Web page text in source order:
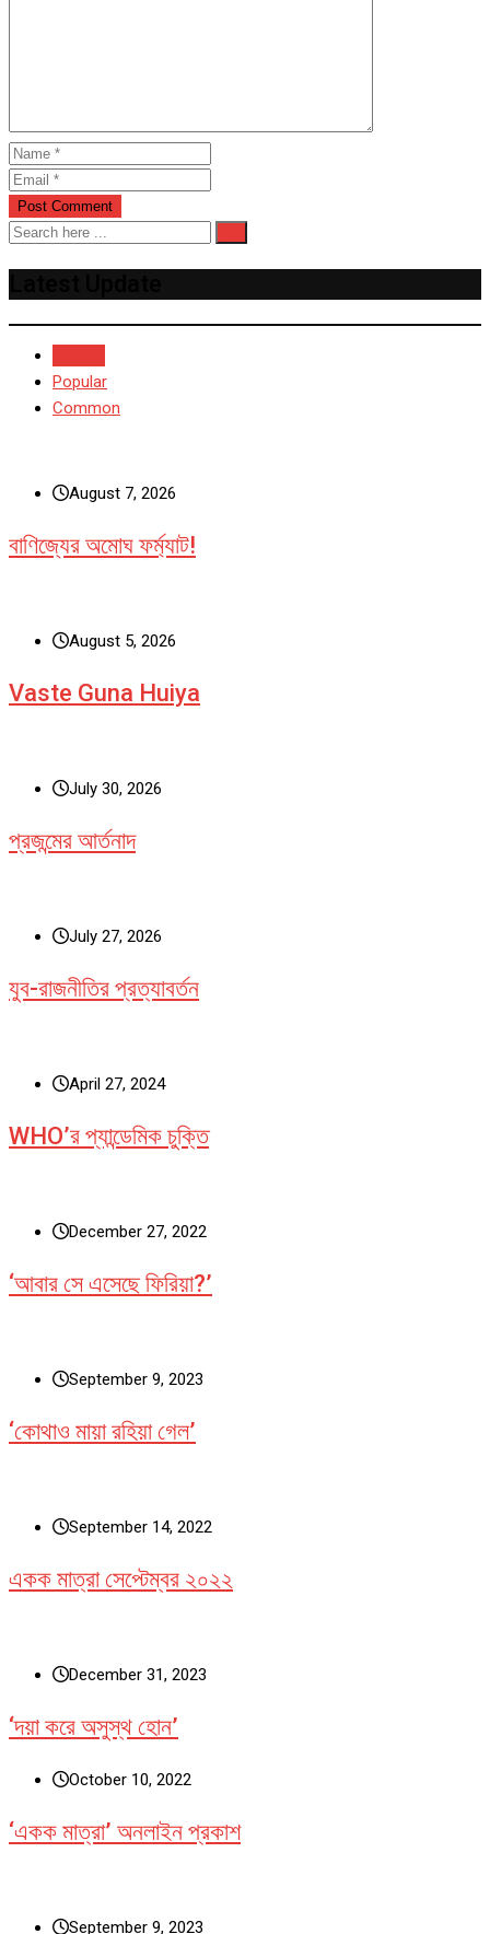
Popular
Common
August 7, 2026
বাণিজ্যের অমোঘ ফর্ম্যাট!
August 5, 2026
Vaste Guna Huiya
July 30, 2026
প্রজন্মের আর্তনাদ
July 27, 2026
যুব-রাজনীতির প্রত্যাবর্তন
April 27, 2024
WHO’র প্যান্ডেমিক চুক্তি
December 27, 2022
‘আবার সে এসেছে ফিরিয়া?’
September 9, 2023
‘কোথাও মায়া রহিয়া গেল’
September 14, 2022
একক মাত্রা সেপ্টেম্বর ২০২২
December 31, 2023
‘দয়া করে অসুস্থ হোন’
October 10, 2022
‘একক মাত্রা’ অনলাইন প্রকাশ
September 9, 2023